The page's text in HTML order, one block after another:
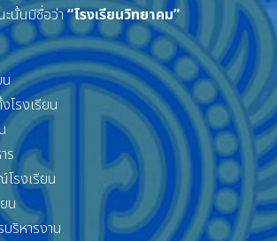
ะนั้นมีชื่อว่า“โรงเรียนวิทยาคม”
น
โรงเรียน
ร
รงเรียน
น
ริหารงาน